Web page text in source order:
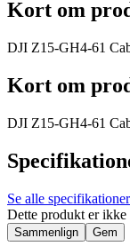
Kort om
DJI Z15-GH4-61
Kort om
DJI Z15-GH4-61
Se alle specifikationer
Dette produkt er
Sammenlign Gem